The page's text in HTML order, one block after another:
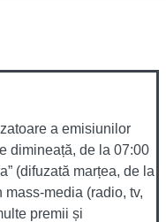
a emisiunilor
dimineață, de la 07:00
(difuzată marțea, de la
media (radio, tv,
premii și